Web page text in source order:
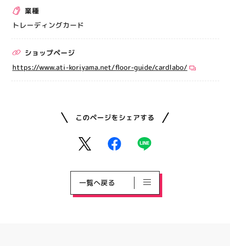
催事出店募集
アティビジョンについて
業種
トレーディングカード
ショップページ
https://www.ati-koriyama.net/floor-guide/cardlabo/
このページをシェアする
一覧へ戻る